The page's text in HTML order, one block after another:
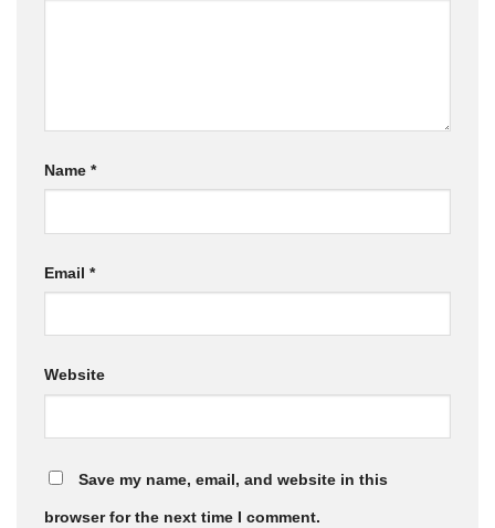
Name *
Email *
Website
Save my name, email, and website in this
browser for the next time I comment.